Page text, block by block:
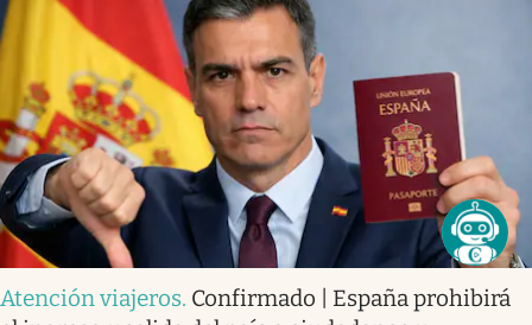
Atención viajeros. Confirmado | España prohibirá